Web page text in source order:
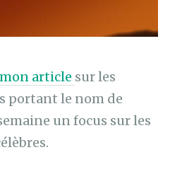
mon article sur les
portant le nom de
un focus sur les